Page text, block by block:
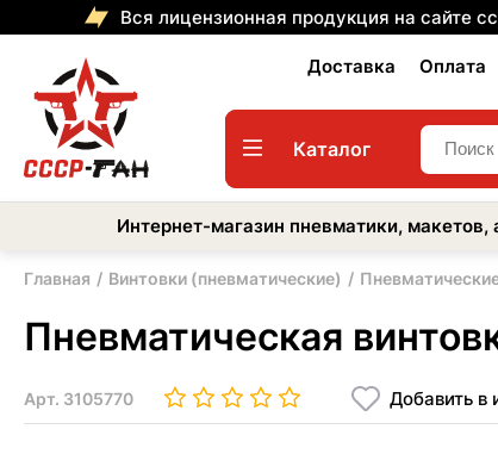
Вся лицензионная продукция на сайте
Доставка Оплата
Каталог
Интернет-магазин пневматики,
Главная Винтовки (пневматические)
Пневматическая
Арт. 3105770 Добавить в